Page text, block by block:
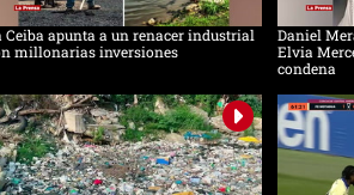
Ceiba apunta a un renacer industrial
millonarias inversiones
Daniel
Elvia
condena